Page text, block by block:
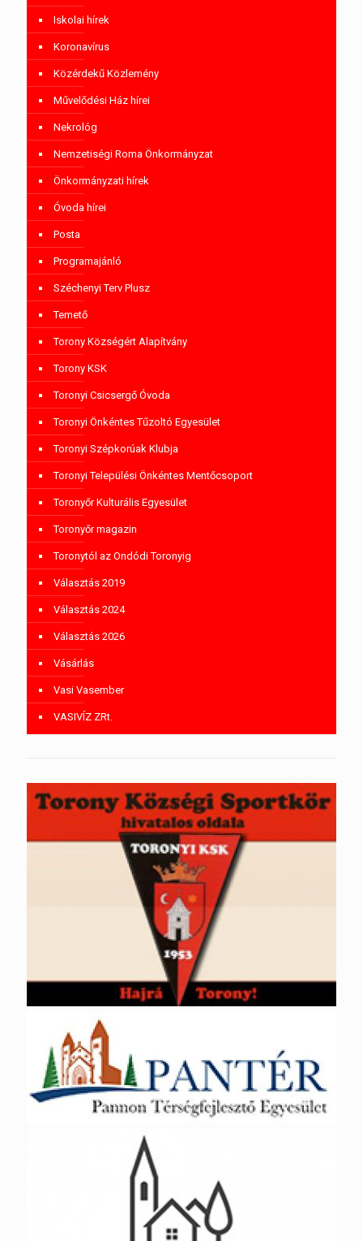
Iskolai hírek
Koronavírus
Közérdekű Közlemény
Művelődési Ház hírei
Nekrológ
Nemzetiségi Roma Önkormányzat
Önkormányzati hírek
Óvoda hírei
Posta
Programajánló
Széchenyi Terv Plusz
Temető
Torony Községért Alapítvány
Torony KSK
Toronyi Csicsergő Óvoda
Toronyi Önkéntes Tűzoltó Egyesület
Toronyi Szépkorúak Klubja
Toronyi Települési Önkéntes Mentőcsoport
Toronyőr Kulturális Egyesület
Toronyőr magazin
Toronytól az Ondódi Toronyig
Választás 2019
Választás 2024
Választás 2026
Vásárlás
Vasi Vasember
VASIVÍZ ZRt.